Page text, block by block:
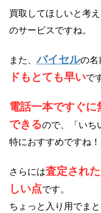
買取してほしいと考
のサービスですね。
また、バイセルの名
ドもとても早いで
電話一本ですぐ
できるので、「いち
特におすすめですね！
さらには査定され
しい点です。
ちょっと入り用でま